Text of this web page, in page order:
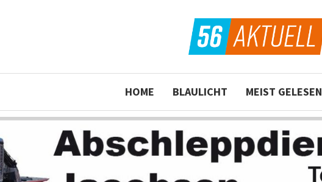
HOME BLAULICHT MEIST GELESEN